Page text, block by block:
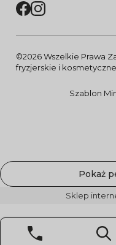
©2026 Wszelkie Prawa
fryzjerskie i kosmetyczne
Szablon
Pokaż
Sklep